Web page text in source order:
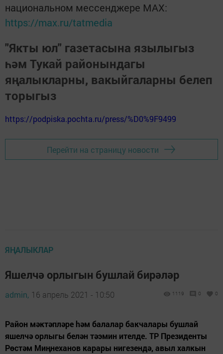
национальном мессенджере MАХ:
https://max.ru/tatmedia
"Якты юл" газетасына язылыгыз
һәм Тукай районындагы
яңалыкларны, вакыйгаларны белеп
торыгыз
https://podpiska.pochta.ru/press/%D0%9F9499
Перейти на страницу новости
ЯҢАЛЫКЛАР
Яшелчә орлыгын бушлай бирәләр
admin, 16 апрель 2021 - 10:50 1119 0 0
Район мәктәпләре hәм балалар бакчалары бушлай
яшелчә орлыгы белән тәэмин ителде. ТР Президенты
Рөстәм Миңнеханов карары нигезендә, авыл халкын